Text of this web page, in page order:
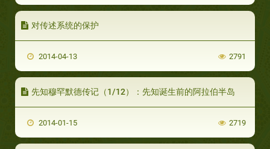
对传述系统的保护
2014-04-13 2791
先知穆罕默德传记（1/12）：先知诞生前的阿拉伯半岛
2014-01-15 2719